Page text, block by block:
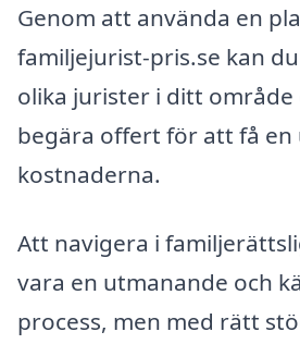
Genom att använda en
familjejurist-pris.se kan
olika jurister i ditt område
begära offert för att få
kostnaderna.
Att navigera i
vara en utmanande och
process, men med rätt